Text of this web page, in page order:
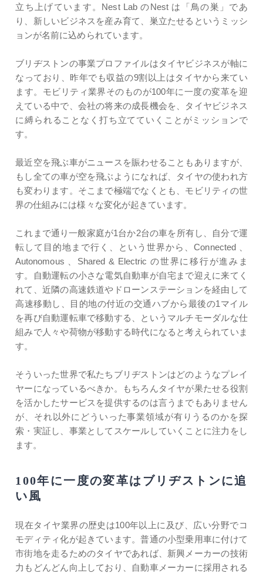
立ち上げています。Nest Lab のNest は「鳥の巣」であ
り、新しいビジネスを産み育て、巣立たせるというミッシ
ョンが名前に込められています。
ブリヂストンの事業プロファイルはタイヤビジネスが軸に
なっており、昨年でも収益の9割以上はタイヤから来てい
ます。モビリティ業界そのものが100年に一度の変革を迎
えている中で、会社の将来の成長機会を、タイヤビジネス
に縛られることなく打ち立てていくことがミッションで
す。
最近空を飛ぶ車がニュースを賑わせることもありますが、
もし全ての車が空を飛ぶようになれば、タイヤの使われ方
も変わります。そこまで極端でなくとも、モビリティの世
界の仕組みには様々な変化が起きています。
これまで通り一般家庭が1台か2台の車を所有し、自分で運
転して目的地まで行く、という世界から、Connected 、
Autonomous 、Shared & Electric の世界に移行が進みま
す。自動運転の小さな電気自動車が自宅まで迎えに来てく
れて、近隣の高速鉄道やドローンステーションを経由して
高速移動し、目的地の付近の交通ハブから最後の1マイル
を再び自動運転車で移動する、というマルチモーダルな仕
組みで人々や荷物が移動する時代になると考えられていま
す。
そういった世界で私たちブリヂストンはどのようなプレイ
ヤーになっているべきか。もちろんタイヤが果たせる役割
を活かしたサービスを提供するのは言うまでもありません
が、それ以外にどういった事業領域が有りうるのかを探
索・実証し、事業としてスケールしていくことに注力をし
ます。
100年に一度の変革はブリヂストンに追
い風
現在タイヤ業界の歴史は100年以上に及び、広い分野でコ
モディティ化が起きています。普通の小型乗用車に付けて
市街地を走るためのタイヤであれば、新興メーカーの技術
力もどんどん向上しており、自動車メーカーに採用される